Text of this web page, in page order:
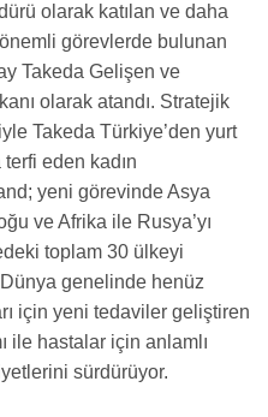
olarak katılan ve daha
görevlerde bulunan
Takeda Gelişen ve
olarak atandı. Stratejik
Takeda Türkiye’den yurt
eden kadın
yeni görevinde Asya
ve Afrika ile Rusya’yı
toplam 30 ülkeyi
genelinde henüz
için yeni tedaviler geliştiren
ile hastalar için anlamlı
sürdürüyor.